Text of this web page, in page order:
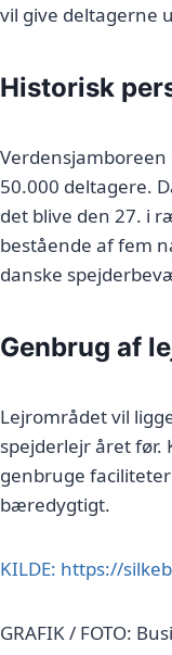
vil give deltagerne
Historisk
50.000 deltagere.
det blive den 27. i
bestående af fem
danske
Genbrug af
Lejrområdet vil
spejderlejr året før.
genbruge
bæredygtigt.
KILDE: https://
GRAFIK / FOTO: